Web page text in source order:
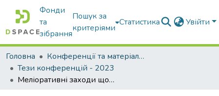
Фонди
та
зібрання
Пошук за
критеріями
Статистика Увійти
Головна
Конференції та матеріали конференцій
Тези конференцій - 2023
Меліоративні заходи щодо нейтралізації реакції ґрунтового середовища